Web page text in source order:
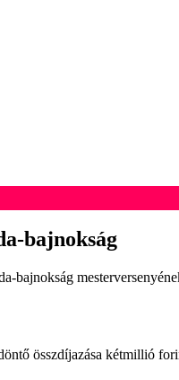
bajnokság
bajnokság
összdíjazása kétmillió